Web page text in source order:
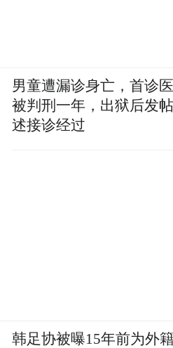
男童遭漏诊身亡，首诊
被判刑一年，出狱后发
述接诊经过
韩足协被曝15年前为外